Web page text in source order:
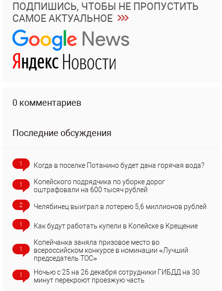
ПОДПИШИСЬ, ЧТОБЫ НЕ ПРОПУСТИТЬ
САМОЕ АКТУАЛЬНОЕ
0 комментариев
Последние обсуждения
1 Когда в поселке Потанино будет дана горячая вода?
1
Копейского подрядчика по уборке дорог
оштрафовали на 600 тысяч рублей
2 Челябинец выиграл в лотерею 5,6 миллионов рублей
1 Как будут работать купели в Копейске в Крещение
1
Копейчанка заняла призовое место во
всероссийском конкурсе в номинации «Лучший
председатель ТОС»
1
Ночью с 25 на 26 декабря сотрудники ГИБДД на 30
минут перекроют проезжую часть